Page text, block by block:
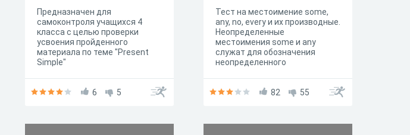
Предназначен для
самоконтроля учащихся 4
класса с целью проверки
усвоения пройденного
материала по теме "Present
Simple"
6 5
Тест на местоимение some,
any, no, every и их производные.
Неопределенные
местоимения some и any
служат для обозначения
неопределенного
Some употребляется, как
исчисляемыми
82 55